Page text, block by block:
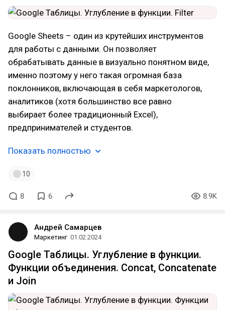
Google Sheets – один из крутейших инструментов
для работы с данными. Он позволяет
обрабатывать данные в визуально понятном виде,
именно поэтому у него такая огромная база
поклонников, включающая в себя маркетологов,
аналитиков (хотя большинство все равно
выбирает более традиционный Excel),
предпринимателей и студентов.
Показать полностью
10
8 6 8.9K
Андрей Самарцев
Маркетинг 01.02.2024
Google Таблицы. Углубление в функции.
Функции объединения. Concat, Concatenate
и Join